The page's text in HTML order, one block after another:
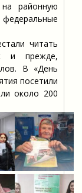
районную
федеральные
читать
и прежде,
В «День
посетили
около 200